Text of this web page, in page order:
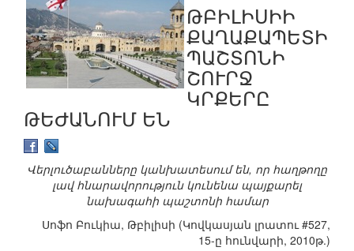
ԹԲԻԼԻՍԻԻ
ՔԱՂԱՔԱՊԵՏԻ
ՊԱՇՏՈՆԻ
ՇՈՒՐՋ
ԿՐՔԵՐԸ
ԹԵԺԱՆՈՒՄ ԵՆ
Վերլուծաբանները կանխատեսում են, որ հաղթողը
լավ հնարավորություն կունենա պայքարել
նախագահի պաշտոնի համար
Սոֆո Բուկիա, Թբիլիսի (Կովկասյան լրատու #527,
15-ը հունվարի, 2010թ.)